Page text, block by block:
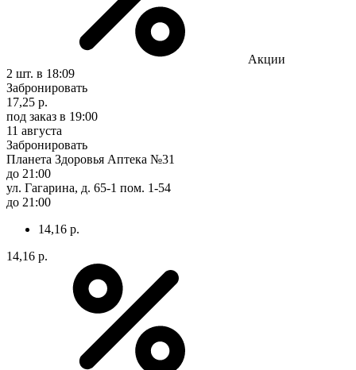
Акции
2 шт. в 18:09
Забронировать
17,25 р.
под заказ в 19:00
11 августа
Забронировать
Планета Здоровья Аптека №31
до 21:00
ул. Гагарина, д. 65-1 пом. 1-54
до 21:00
14,16 р.
14,16 р.